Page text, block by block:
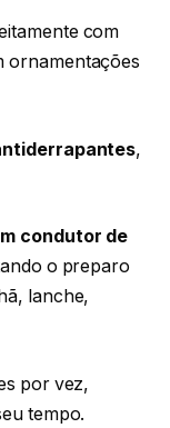
com
ornamentações
,
condutor de
o preparo
lanche,
por vez,
tempo.